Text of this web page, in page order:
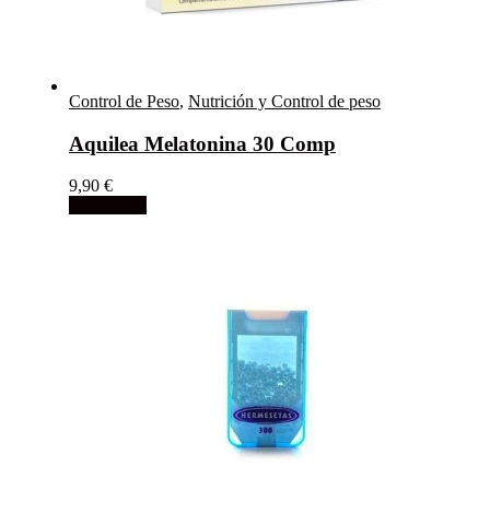
Control de Peso, Nutrición y Control de peso
Aquilea Melatonina 30 Comp
9,90 €